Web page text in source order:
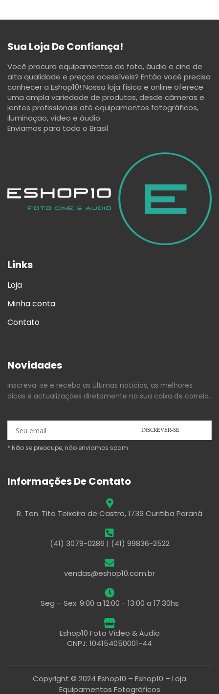
Sua Loja De Confiança!
Você procura equipamentos de foto, áudio e cine de
alta qualidade e preços acessíveis? Então você precisa
conhecer a Eshop10! Nossa loja física e online oferece
uma ampla variedade de produtos, desde câmeras e
lentes profissionais até equipamentos fotográficos,
iluminação, vídeo e áudio.
Enviamos para todo o Brasil
Links
Loja
Minha conta
Contato
Novidades
Inscreva-se e receba as últimas notícias, as melhores
dicas e actualizações diretamente na sua caixa de correio.
* Não se preocupe, não enviamos spam.
Informações De Contato
R. Ten. Tito Teixeira de Castro, 1739 Curitiba Paraná
(41) 3079-0286 | (41) 99836-2522
vendas@eshop10.com.br
Seg – Sex: 9:00 a 12:00 - 13:00 a 17:30hs
Eshop10 Foto Vídeo & Áudio
CNPJ: 104154050001-44
Copyright © 2024 Eshop10 – Eshop10 – Loja
Equipamentos Fotográficos